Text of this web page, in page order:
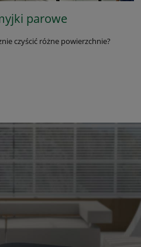
parowe
czyścić różne powierzchnie?